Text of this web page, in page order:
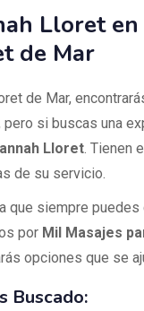
Lloret
de Mar
de Mar,
si buscas una
Lloret. Tienen
de su servicio.
que siempre
por Mil Masajes
opciones que se
Buscado: